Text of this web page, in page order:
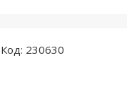
230630